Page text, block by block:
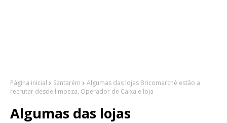
Página inicial Santarém
Algumas das lojas Bricomarché estão a
recrutar desde limpeza, Operador de Caixa e loja
Algumas das lojas